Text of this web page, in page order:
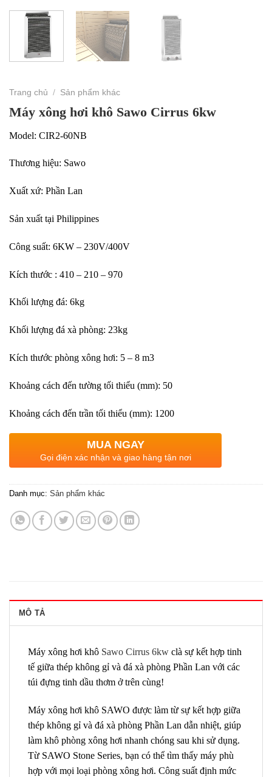
Trang chủ / Sản phẩm khác
Máy xông hơi khô Sawo Cirrus 6kw
Model: CIR2-60NB
Thương hiệu: Sawo
Xuất xứ: Phần Lan
Sản xuất tại Philippines
Công suất: 6KW – 230V/400V
Kích thước : 410 – 210 – 970
Khối lượng đá: 6kg
Khối lượng đá xà phòng: 23kg
Kích thước phòng xông hơi: 5 – 8 m3
Khoảng cách đến tường tối thiểu (mm): 50
Khoảng cách đến trần tối thiểu (mm): 1200
MUA NGAY
Gọi điện xác nhận và giao hàng tận nơi
Danh mục: Sản phẩm khác
MÔ TẢ
Máy xông hơi khô Sawo Cirrus 6kw clà sự kết hợp tinh
tế giữa thép không gỉ và đá xà phòng Phần Lan với các
túi đựng tinh dầu thơm ở trên cùng!
Máy xông hơi khô SAWO được làm từ sự kết hợp giữa
thép không gỉ và đá xà phòng Phần Lan dẫn nhiệt, giúp
làm khô phòng xông hơi nhanh chóng sau khi sử dụng.
Từ SAWO Stone Series, bạn có thể tìm thấy máy phù
hợp với mọi loại phòng xông hơi. Công suất định mức